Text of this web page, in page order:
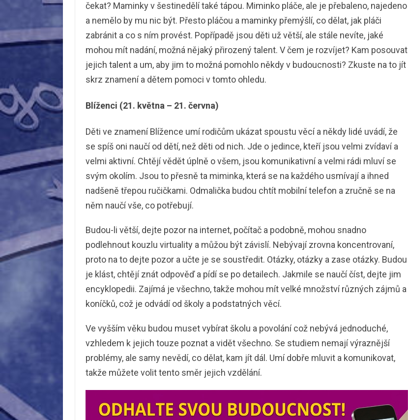
čekat? Maminky v šestinedělí také tápou. Miminko pláče, ale je přebaleno, najedeno
a nemělo by mu nic být. Přesto pláčou a maminky přemýšlí, co dělat, jak pláči
zabránit a co s ním provést. Popřípadě jsou děti už větší, ale stále nevíte, jaké
mohou mít nadání, možná nějaký přirozený talent. V čem je rozvíjet? Kam posouvat
jejich talent a um, aby jim to možná pomohlo někdy v budoucnosti? Zkuste na to jít
skrz znamení a dětem pomoci v tomto ohledu.
Blíženci (21. května – 21. června)
Děti ve znamení Blížence umí rodičům ukázat spoustu věcí a někdy lidé uvádí, že
se spíš oni naučí od dětí, než děti od nich. Jde o jedince, kteří jsou velmi zvídaví a
velmi aktivní. Chtějí vědět úplně o všem, jsou komunikativní a velmi rádi mluví se
svým okolím. Jsou to přesně ta miminka, která se na každého usmívají a ihned
nadšeně třepou ručičkami. Odmalička budou chtít mobilní telefon a zručně se na
něm naučí vše, co potřebují.
Budou-li větší, dejte pozor na internet, počítač a podobně, mohou snadno
podlehnout kouzlu virtuality a můžou být závislí. Nebývají zrovna koncentrovaní,
proto na to dejte pozor a učte je se soustředit. Otázky, otázky a zase otázky. Budou
je klást, chtějí znát odpověď a pídí se po detailech. Jakmile se naučí číst, dejte jim
encyklopedii. Zajímá je všechno, takže mohou mít velké množství různých zájmů a
koníčků, což je odvádí od školy a podstatných věcí.
Ve vyšším věku budou muset vybírat školu a povolání což nebývá jednoduché,
vzhledem k jejich touze poznat a vidět všechno. Se studiem nemají výraznější
problémy, ale samy nevědí, co dělat, kam jít dál. Umí dobře mluvit a komunikovat,
takže můžete volit tento směr jejich vzdělání.